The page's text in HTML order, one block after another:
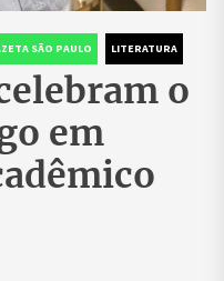
SÃO PAULO LITERATURA
o
em